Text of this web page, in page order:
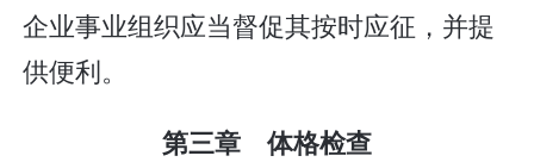
企业事业组织应当督促其按时应征，并提
供便利。
第三章 体格检查